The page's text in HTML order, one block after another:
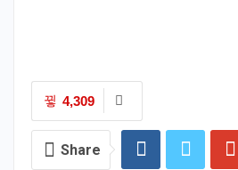
4,309
Share